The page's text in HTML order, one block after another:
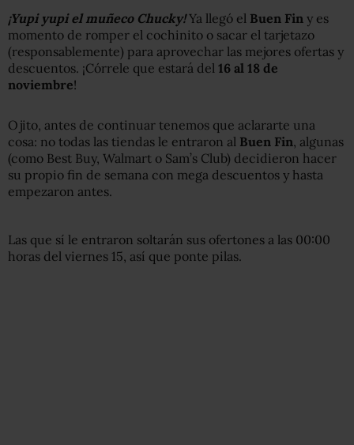
¡Yupi yupi el muñeco Chucky! Ya llegó el Buen Fin y es
momento de romper el cochinito o sacar el tarjetazo
(responsablemente) para aprovechar las mejores ofertas y
descuentos. ¡Córrele que estará del 16 al 18 de
noviembre!
Ojito, antes de continuar tenemos que aclararte una
cosa: no todas las tiendas le entraron al Buen Fin, algunas
(como Best Buy, Walmart o Sam’s Club) decidieron hacer
su propio fin de semana con mega descuentos y hasta
empezaron antes.
Las que sí le entraron soltarán sus ofertones a las 00:00
horas del viernes 15, así que ponte pilas.